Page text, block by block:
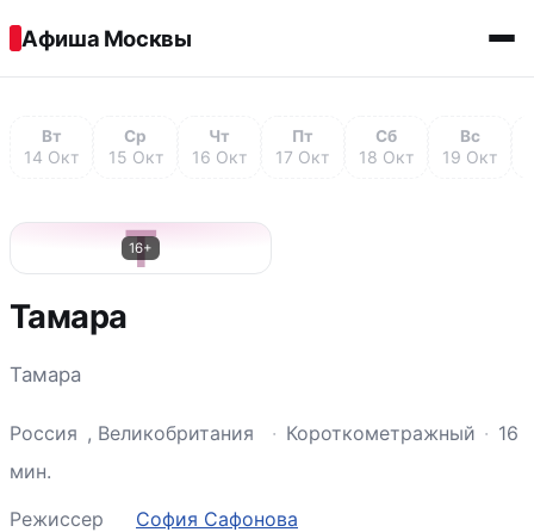
Афиша Москвы
Вт
14 Окт
Ср
15 Окт
Чт
16 Окт
Пт
17 Окт
Сб
18 Окт
Вс
19 Окт
Т
16+
Тамара
Тамара
Россия , Великобритания · Короткометражный · 16
мин.
Режиссер
София Сафонова